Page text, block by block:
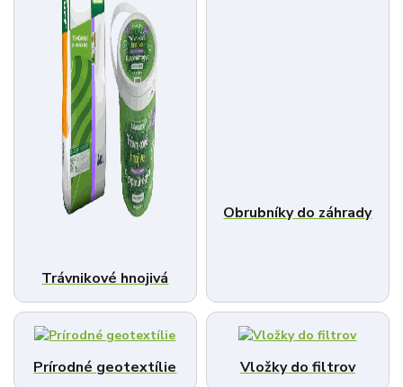
Trávnikové hnojivá
Obrubníky do záhrady
Prírodné geotextílie Vložky do filtrov